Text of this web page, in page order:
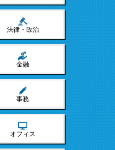
法律・政治
金融
事務
オフィス